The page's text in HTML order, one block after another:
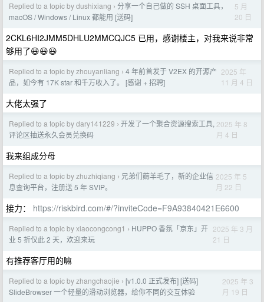
Replied to a topic by dushixiang › 分享一个自己做的 SSH 桌面工具，
macOS / Windows / Linux 都能用 [送码]
5 月
20 日
2CKL6HI2JMM5DHLU2MMCQJC5 已用，感谢楼主，对我来说非常
够用了😃😃😃
Replied to a topic by zhouyanliang › 4 年前首发于 V2EX 的开源产
品，如今有 17K star 和千万收入了。 [感谢 + 招聘]
2025 年
11 月 4 日
大佬太强了
Replied to a topic by dary141229 › 开发了一个聚合资源搜索工具,
评论区抽送永久会员兑换码
2025 年 8
月 4 日
我来组成分母
Replied to a topic by zhuzhiqiang › 兄弟们薅羊毛了，新的企业信
息查询平台，注册送 5 年 SVIP。
2025 年 5
月 22 日
接力： https://riskbird.com/#/?inviteCode=F9A93840421E6600
Replied to a topic by xiaocongcong1 › HUPPO 香氛「京东」开
业 5 折仅此 2 天，欢迎来玩
2025 年 3 月
21 日
有推荐客厅用的嘛
Replied to a topic by zhangchaojie › [v1.0.0 正式发布] [送码]
SlideBrowser 一个轻量的滑动浏览器，给你不同的交互体验
2025 年 3
月 19 日